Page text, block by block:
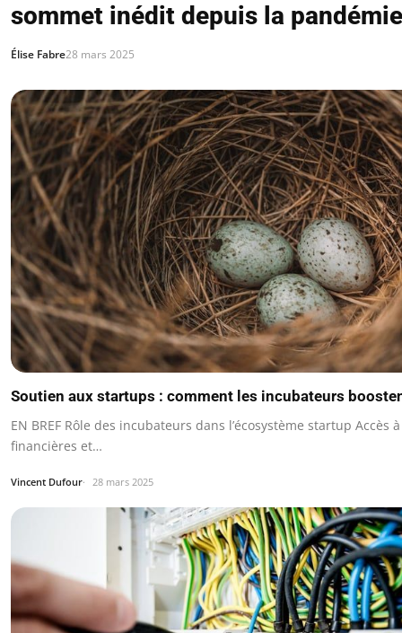
sommet inédit depuis la
Élise Fabre28 mars 2025
Soutien aux startups : comment les incubateurs
EN BREF Rôle des incubateurs dans l’écosystème startup Accès
financières et…
Vincent Dufour 28 mars 2025